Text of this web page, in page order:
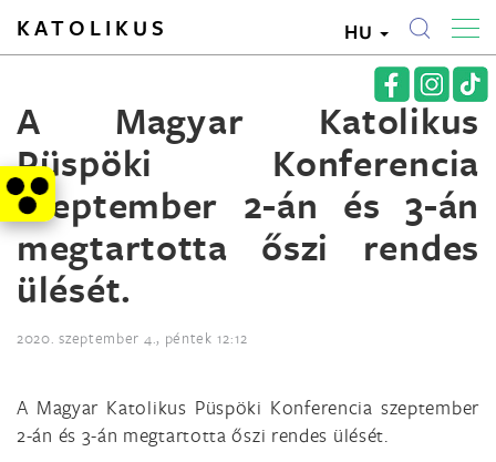
KATOLIKUS HU
A Magyar Katolikus
Püspöki Konferencia
szeptember 2-án és 3-án
megtartotta őszi rendes
ülését.
2020. szeptember 4., péntek 12:12
A Magyar Katolikus Püspöki Konferencia szeptember
2-án és 3-án megtartotta őszi rendes ülését.